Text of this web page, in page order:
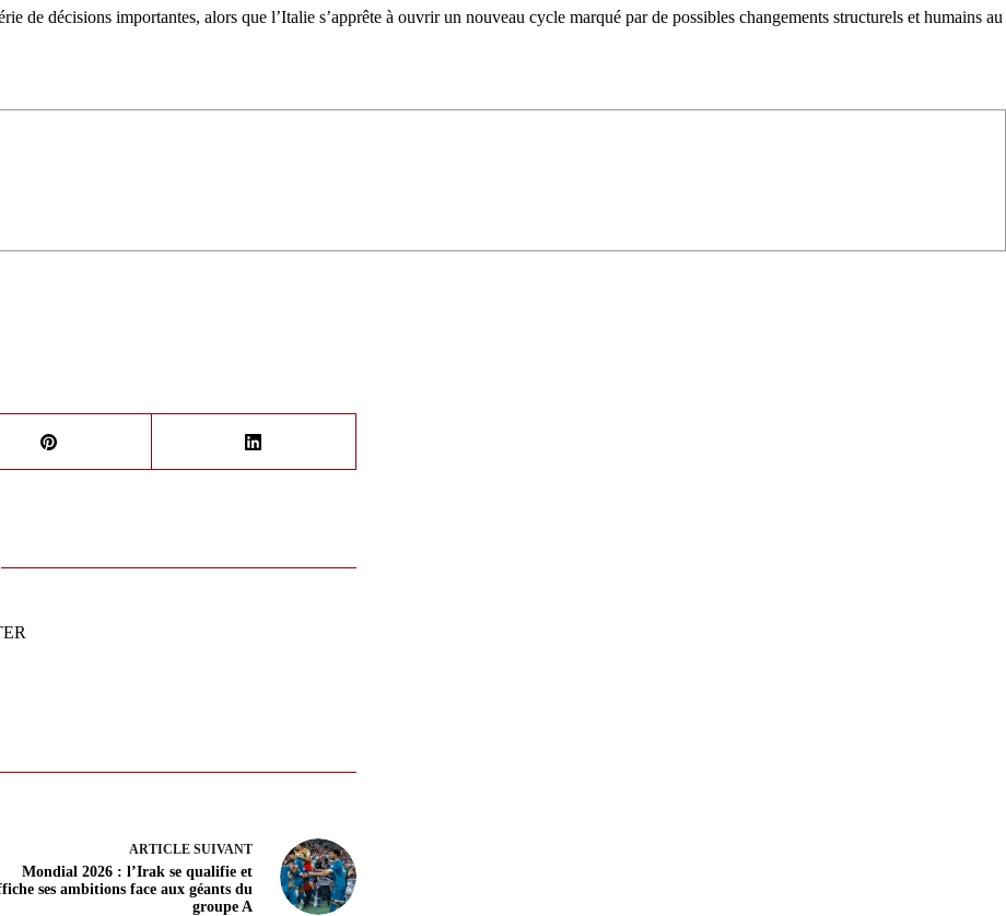
de décisions importantes, alors que l’Italie s’apprête à ouvrir un nouveau cycle marqué par de possibles changements structurels et humains au
ARTICLE SUIVANT
Mondial 2026 : l’Irak se qualifie et
ses ambitions face aux géants du
groupe A